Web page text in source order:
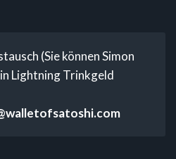
(Sie können Simon
Lightning Trinkgeld